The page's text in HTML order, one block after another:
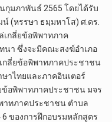
กุมภาพันธ์ 2565 โดยได้รับ
(หรรษา ธมฺมหาโส) ศ.ดร.
กลี่ยข้อพิพาทภาค
า ซึ่งจะมีคณะสงฆ์อำเภอ
กลี่ยข้อพิพาทภาคประชาชน
าไทยและภาคอินเตอร์
ข้อพิพาทภาคประชาชน มจร
าทภาคประชาชน ตำบล
6 ของการฝึกอบรมหลักสูตร